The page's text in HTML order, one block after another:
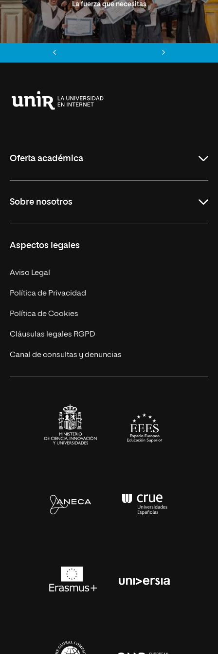
La fuerza que necesitas
Oferta académica
Másteres Oficiales
Doctorados
Experto Universitario
Postgrados
Cursos Universitarios
Sobre nosotros
Facultades
Nuestro Equipo
Trabaja en UNIR
Actualidad
UNIR Revista
Eventos
Aspectos legales
Aviso Legal
Política de Privacidad
Política de Cookies
Cláusulas legales RGPD
Canal de consultas y denuncias